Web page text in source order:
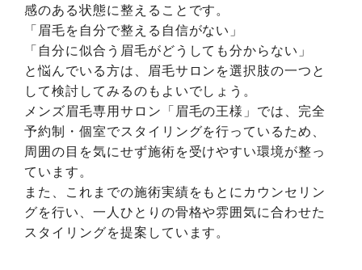
感のある状態に整えることです。
「眉毛を自分で整える自信がない」
「自分に似合う眉毛がどうしても分からない」
と悩んでいる方は、眉毛サロンを選択肢の一つと
して検討してみるのもよいでしょう。
メンズ眉毛専用サロン「眉毛の王様」では、完全
予約制・個室でスタイリングを行っているため、
周囲の目を気にせず施術を受けやすい環境が整っ
ています。
また、これまでの施術実績をもとにカウンセリン
グを行い、一人ひとりの骨格や雰囲気に合わせた
スタイリングを提案しています。